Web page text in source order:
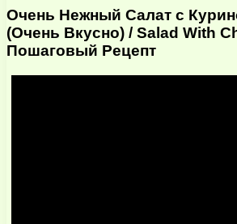
Очень Нежный Салат с
(Очень Вкусно) / Salad With
Пошаговый Рецепт